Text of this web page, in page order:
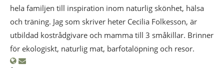
hela familjen till inspiration inom naturlig skönhet, hälsa
och träning. Jag som skriver heter Cecilia Folkesson, är
utbildad kostrådgivare och mamma till 3 småkillar. Brinner
för ekologiskt, naturlig mat, barfotalöpning och resor.